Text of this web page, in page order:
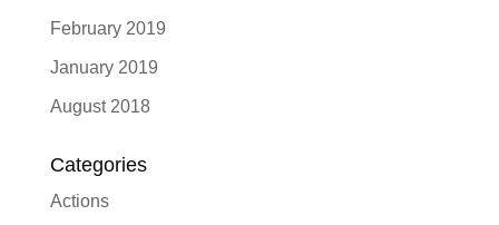
February 2019
January 2019
August 2018
Categories
Actions